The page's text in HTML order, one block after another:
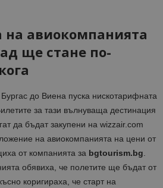
авиокомпанията
ще стане по-
до Виена пуска нискотарифната
за тази вълнуваща дестинация
да бъдат закупени на wizzair.com
на авиокомпанията на цени от
от компанията за bgtourism.bg.
обявиха, че полетите ще бъдат от
коригираха, че старт на